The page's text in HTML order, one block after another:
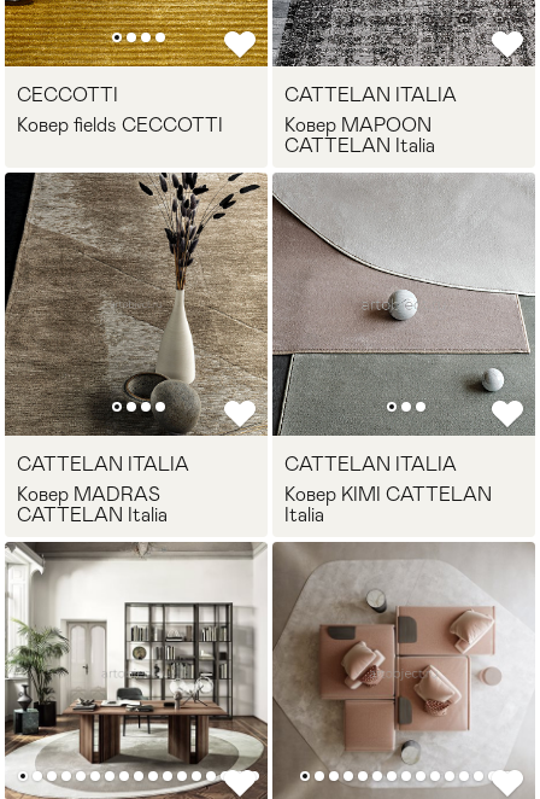
CECCOTTI
Ковер fields CECCOTTI
CATTELAN ITALIA
Ковер MAPOON
CATTELAN Italia
CATTELAN ITALIA
Ковер MADRAS
CATTELAN Italia
CATTELAN ITALIA
Ковер KIMI CATTELAN
Italia